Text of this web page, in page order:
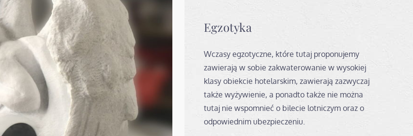
Egzotyka
Wczasy egzotyczne, które tutaj proponujemy
zawierają w sobie zakwaterowanie w wysokiej
klasy obiekcie hotelarskim, zawierają zazwyczaj
także wyżywienie, a ponadto także nie można
tutaj nie wspomnieć o bilecie lotniczym oraz o
odpowiednim ubezpieczeniu.